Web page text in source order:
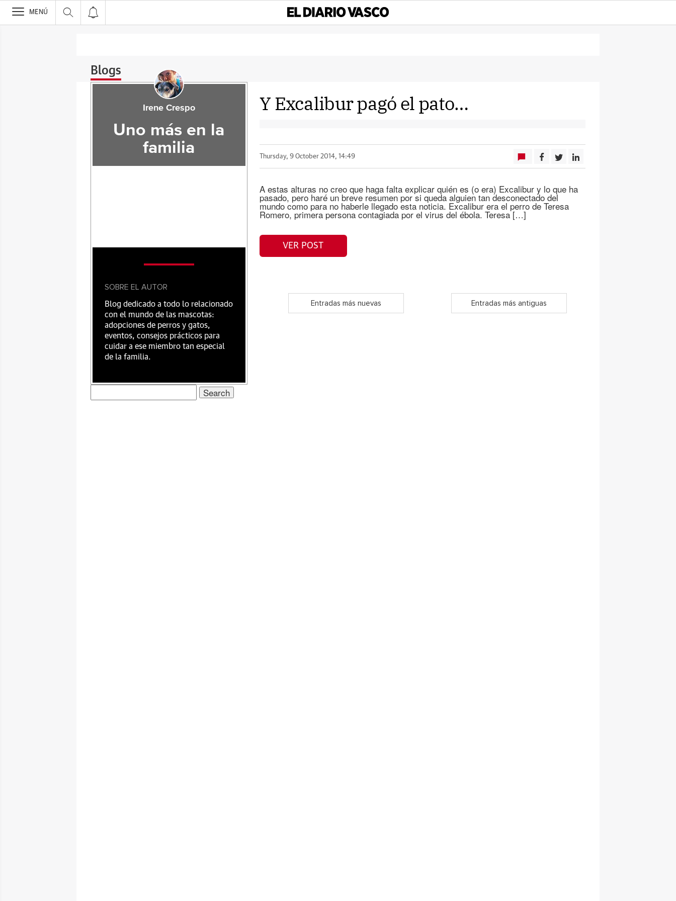
>
MENÚ
Blogs
Y Excalibur pagó el pato…
Thursday, 9 October 2014, 14:49
A estas alturas no creo que haga falta explicar quién es (o era) Excalibur y lo que ha
pasado, pero haré un breve resumen por si queda alguien tan desconectado del
mundo como para no haberle llegado esta noticia. Excalibur era el perro de Teresa
Romero, primera persona contagiada por el virus del ébola. Teresa […]
VER POST
Entradas más nuevas Entradas más antiguas
Irene Crespo
Uno más en la
familia
SOBRE EL AUTOR
Blog dedicado a todo lo relacionado
con el mundo de las mascotas:
adopciones de perros y gatos,
eventos, consejos prácticos para
cuidar a ese miembro tan especial
de la familia.
Search
for: